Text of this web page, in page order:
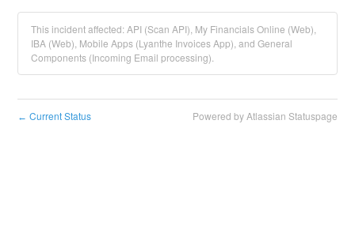
This incident affected: API (Scan API), My Financials Online (Web),
IBA (Web), Mobile Apps (Lyanthe Invoices App), and General
Components (Incoming Email processing).
← Current Status Powered by Atlassian Statuspage